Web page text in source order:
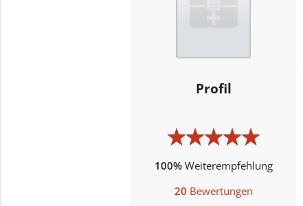
Profil
★★★★★
★★★★★
100%Weiterempfehlung
20 Bewertungen